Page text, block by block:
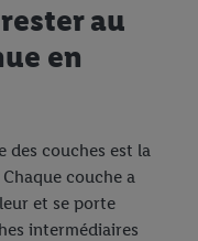
au
en
des couches est la
couche a
et se porte
intermédiaires